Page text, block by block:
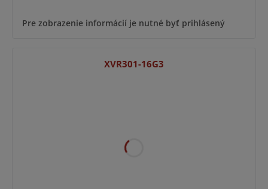
Pre zobrazenie informácií je nutné byť prihlásený
XVR301-16G3